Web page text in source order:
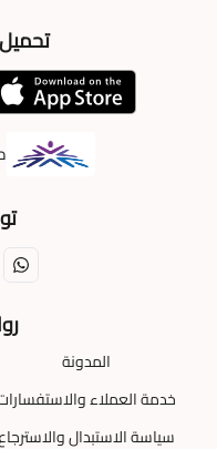
المدونة
خدمة العملاء
سياسة الاستبدال